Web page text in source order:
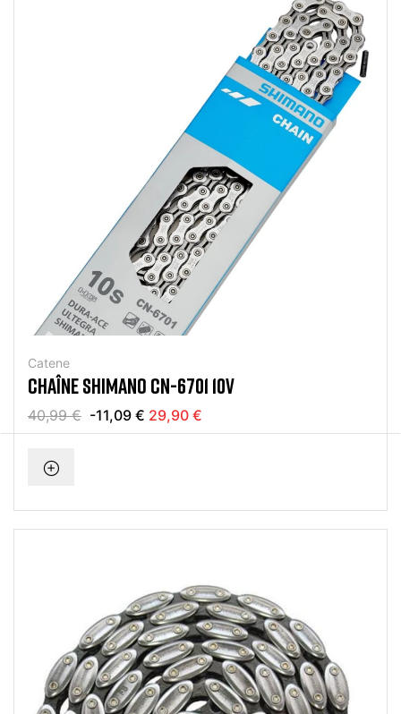
Catene
CHAÎNE SHIMANO CN-6701 10V
40,99 € -11,09 € 29,90 €